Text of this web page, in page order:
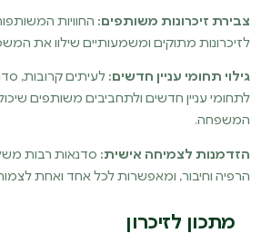
צבירת זיכרונות משותפים: החוויות
לזיכרונות מתוקים ומשמעותיים שילוו את
גילוי תחומי עניין חדשים: לעיתים קרובות,
לתחומי עניין חדשים ולתחביבים משותפים
המשפחה.
הזדמנות לצמיחה אישית: סדנאות רבות
הרפיה וחיבור, ומאפשרות לכל אחד ואחת
מתכון לזיכרון